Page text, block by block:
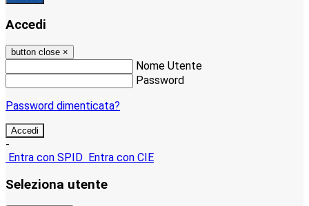
Accedi
button close ×
Nome Utente
Password
Password dimenticata?
-
Entra con SPID Entra con CIE
Seleziona utente